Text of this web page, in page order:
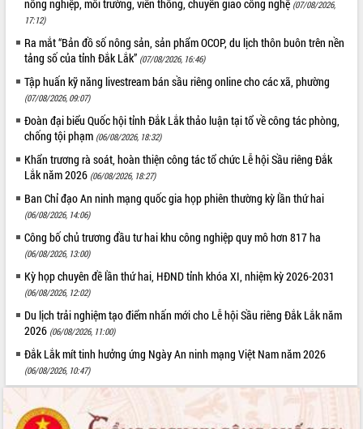
Ngành cá ngừ Đắk Lắk chủ động thích
ứng để giữ vững thị trường xuất khẩu
Diễn đàn Kinh tế tư nhân Việt Nam đột
phá cơ chế - Hợp tác công tư
Đề án 06 tạo bước ngoặt đột phá trong
Kết nối tour, đẩy mạnh chuyển đổi số
để phát triển du lịch Đắk Lắk
Khởi động Dự án Đầu tư xây dựng hạ
tầng kỹ thuật Cụm công nghiệp Tân
Tiến
Gặp mặt các cơ quan báo chí nhân Kỷ
niệm 101 năm Ngày Báo chí Cách
mạng Việt Nam
Đắk Lắk sơ kết 4 năm triển khai thực
hiện Đề án 06 của Chính phủ
Họp báo thông tin về Hội nghị Công bố
Quy hoạch và Xúc tiến đầu tư tỉnh Đắk
Khơi thông điểm nghẽn, đẩy nhanh
giải ngân vốn khắc phục thiên tai
hoạch tỉnh thời kỳ 2021-2030
nông nghiệp, môi trường, viễn thông, chuyển giao công nghệ (07/08/2026,
17:12)
Ra mắt “Bản đồ số nông sản, sản phẩm OCOP, du lịch thôn buôn trên nền
tảng số của tỉnh Đắk Lắk” (07/08/2026, 16:46)
Tập huấn kỹ năng livestream bán sầu riêng online cho các xã, phường
(07/08/2026, 09:07)
Đoàn đại biểu Quốc hội tỉnh Đắk Lắk thảo luận tại tổ về công tác phòng,
chống tội phạm (06/08/2026, 18:32)
Khẩn trương rà soát, hoàn thiện công tác tổ chức Lễ hội Sầu riêng Đắk
Lắk năm 2026 (06/08/2026, 18:27)
Ban Chỉ đạo An ninh mạng quốc gia họp phiên thường kỳ lần thứ hai
(06/08/2026, 14:06)
Công bố chủ trương đầu tư hai khu công nghiệp quy mô hơn 817 ha
(06/08/2026, 13:00)
Kỳ họp chuyên đề lần thứ hai, HĐND tỉnh khóa XI, nhiệm kỳ 2026-2031
(06/08/2026, 12:02)
Du lịch trải nghiệm tạo điểm nhấn mới cho Lễ hội Sầu riêng Đắk Lắk năm
2026 (06/08/2026, 11:00)
Đắk Lắk mít tinh hưởng ứng Ngày An ninh mạng Việt Nam năm 2026
(06/08/2026, 10:47)